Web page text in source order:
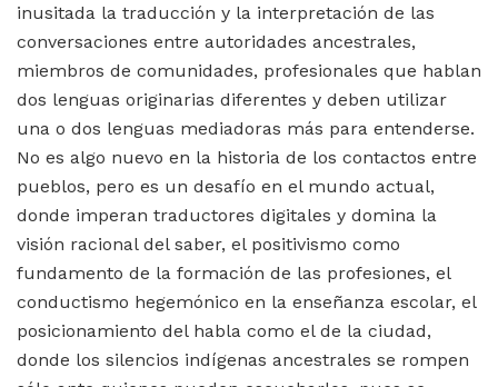
inusitada la traducción y la interpretación de las
conversaciones entre autoridades ancestrales,
miembros de comunidades, profesionales que hablan
dos lenguas originarias diferentes y deben utilizar
una o dos lenguas mediadoras más para entenderse.
No es algo nuevo en la historia de los contactos entre
pueblos, pero es un desafío en el mundo actual,
donde imperan traductores digitales y domina la
visión racional del saber, el positivismo como
fundamento de la formación de las profesiones, el
conductismo hegemónico en la enseñanza escolar, el
posicionamiento del habla como el de la ciudad,
donde los silencios indígenas ancestrales se rompen